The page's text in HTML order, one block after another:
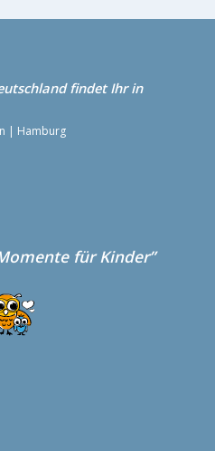
findet Ihr in
| Hamburg
für Kinder”